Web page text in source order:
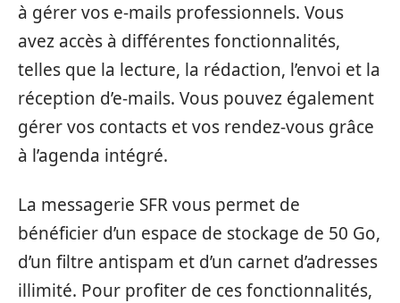
à gérer vos e-mails professionnels. Vous
avez accès à différentes fonctionnalités,
telles que la lecture, la rédaction, l’envoi et la
réception d’e-mails. Vous pouvez également
gérer vos contacts et vos rendez-vous grâce
à l’agenda intégré.
La messagerie SFR vous permet de
bénéficier d’un espace de stockage de 50 Go,
d’un filtre antispam et d’un carnet d’adresses
illimité. Pour profiter de ces fonctionnalités,